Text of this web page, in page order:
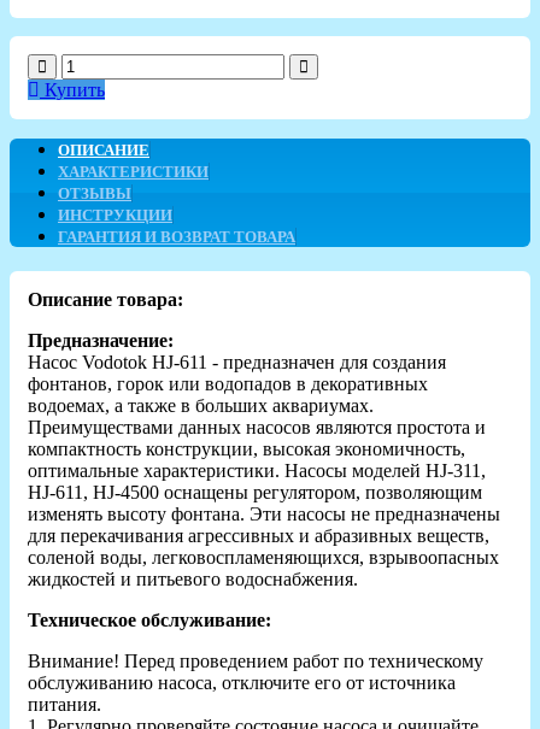
Купить
ОПИСАНИЕ
ХАРАКТЕРИСТИКИ
ОТЗЫВЫ
ИНСТРУКЦИИ
ГАРАНТИЯ И ВОЗВРАТ ТОВАРА
Описание товара:
Предназначение:
Насос Vodotok HJ-611 - предназначен для создания
фонтанов, горок или водопадов в декоративных
водоемах, а также в больших аквариумах.
Преимуществами данных насосов являются простота и
компактность конструкции, высокая экономичность,
оптимальные характеристики. Насосы моделей HJ-311,
HJ-611, HJ-4500 оснащены регулятором, позволяющим
изменять высоту фонтана. Эти насосы не предназначены
для перекачивания агрессивных и абразивных веществ,
соленой воды, легковоспламеняющихся, взрывоопасных
жидкостей и питьевого водоснабжения.
Техническое обслуживание:
Внимание! Перед проведением работ по техническому
обслуживанию насоса, отключите его от источника
питания.